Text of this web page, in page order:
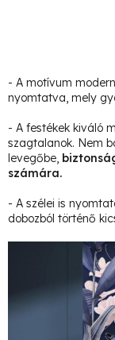
- A motívum modern
nyomtatva, mely
- A festékek kiváló
szagtalanok. Nem
levegőbe,
számára.
- A szélei is
dobozból történő